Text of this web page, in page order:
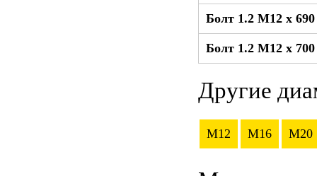
Болт 1.2 М12 x
Болт 1.2 М12 x
Другие
M12 M16 M20